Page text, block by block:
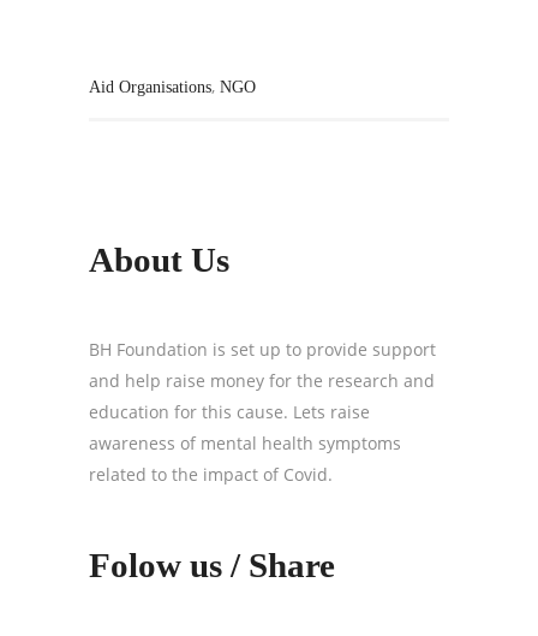
Aid Organisations, NGO
About Us
BH Foundation is set up to provide support
and help raise money for the research and
education for this cause. Lets raise
awareness of mental health symptoms
related to the impact of Covid.
Folow us / Share